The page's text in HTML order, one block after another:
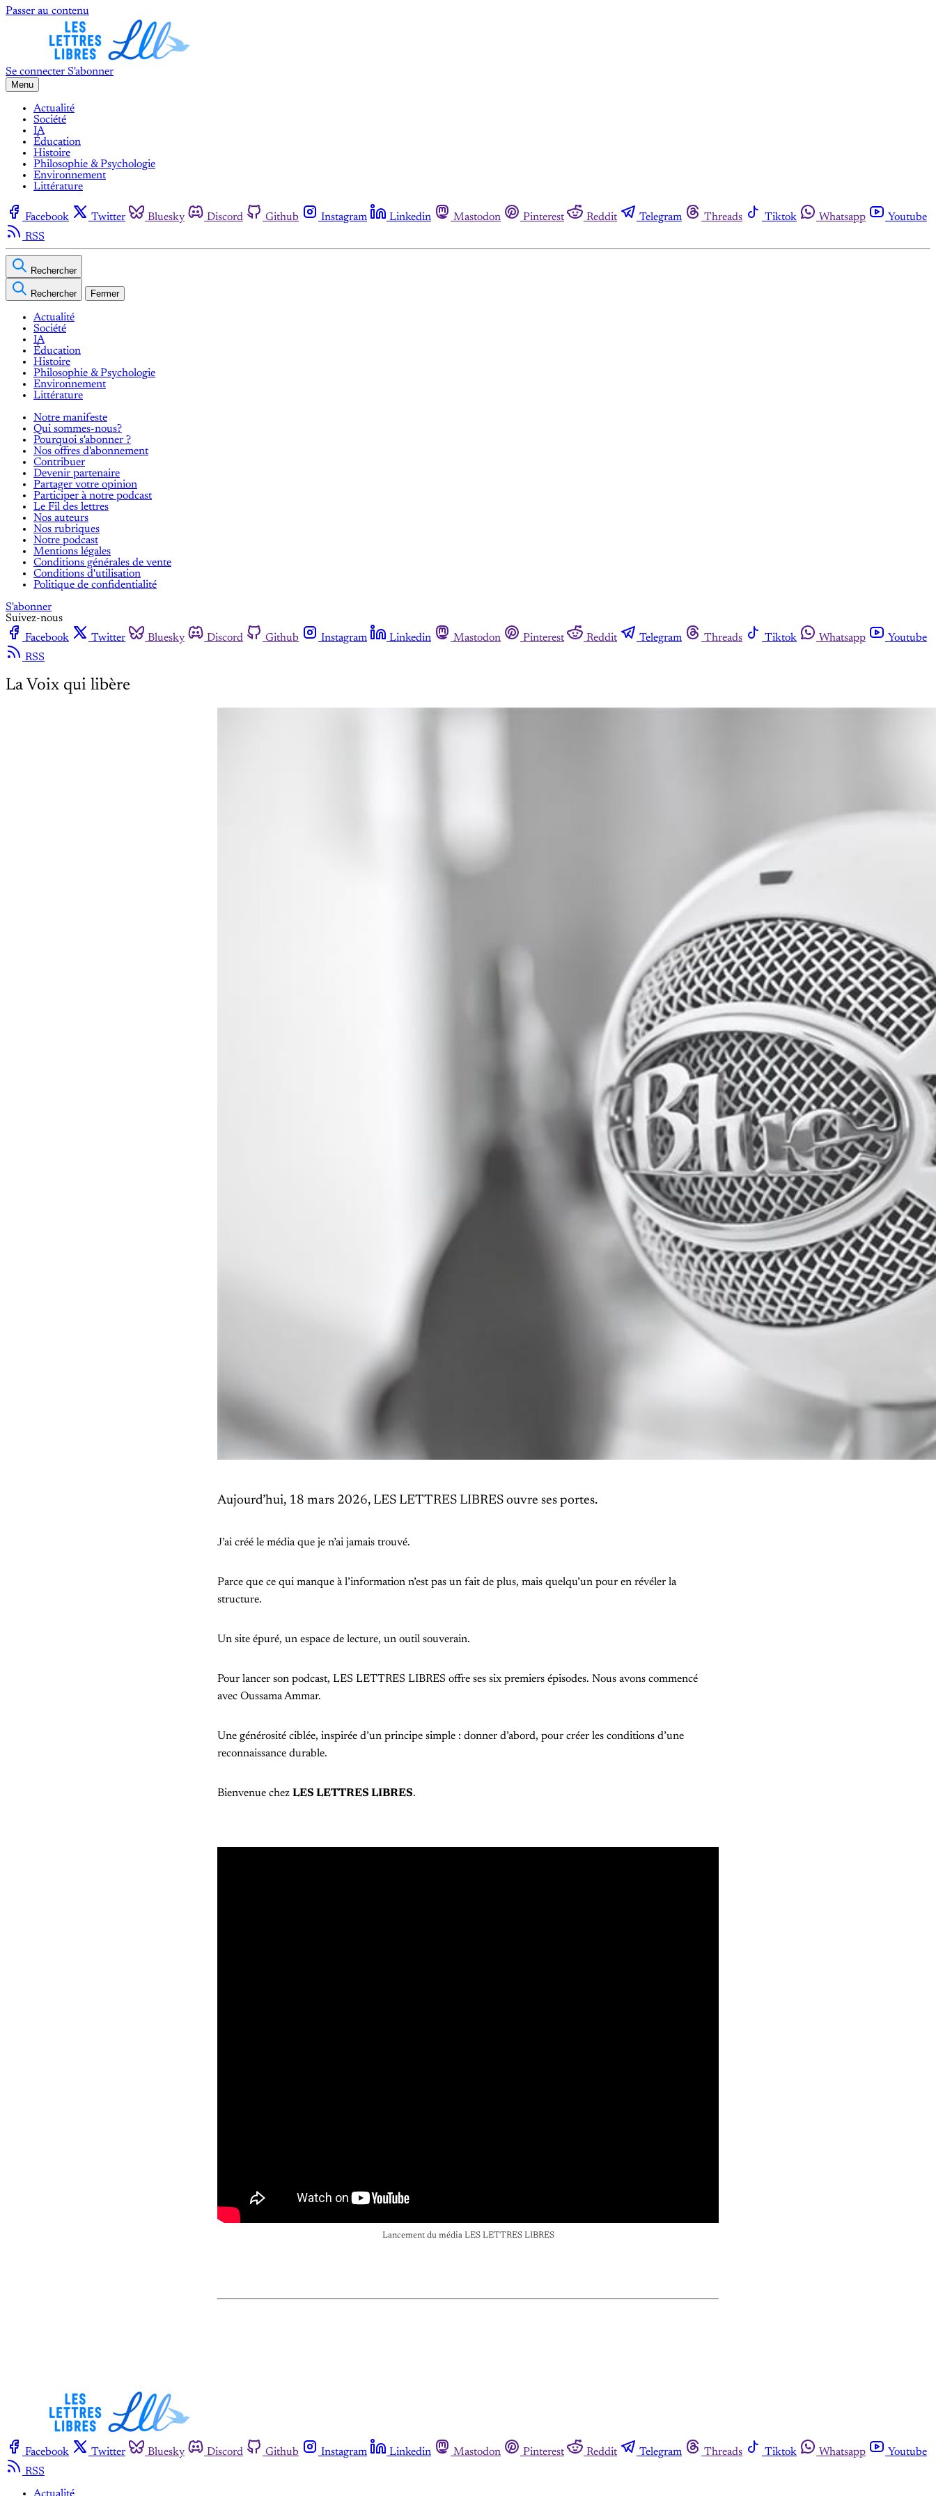
Passer au contenu
Se connecter S'abonner
Menu
Actualité
Société
IA
Éducation
Histoire
Philosophie & Psychologie
Environnement
Littérature
Facebook Twitter Bluesky Discord Github Instagram Linkedin Mastodon Pinterest Reddit Telegram Threads Tiktok Whatsapp
Youtube
RSS
Rechercher
Rechercher Fermer
Actualité
Société
IA
Éducation
Histoire
Philosophie & Psychologie
Environnement
Littérature
Notre manifeste
Qui sommes-nous?
Pourquoi s'abonner ?
Nos offres d'abonnement
Contribuer
Devenir partenaire
Partager votre opinion
Participer à notre podcast
Le Fil des lettres
Nos auteurs
Nos rubriques
Notre podcast
Mentions légales
Conditions générales de vente
Conditions d'utilisation
Politique de confidentialité
S'abonner
Suivez-nous
Facebook
Twitter Bluesky Discord Github Instagram Linkedin Mastodon Pinterest Reddit Telegram Threads Tiktok Whatsapp
Youtube
RSS
La Voix qui libère
Aujourd’hui, 18 mars 2026, LES LETTRES LIBRES ouvre ses portes.
J’ai créé le média que je n’ai jamais trouvé.
Parce que ce qui manque à l’information n’est pas un fait de plus, mais quelqu’un pour en révéler la
structure.
Un site épuré, un espace de lecture, un outil souverain.
Pour lancer son podcast, LES LETTRES LIBRES offre ses six premiers épisodes. Nous avons commencé
avec Oussama Ammar.
Une générosité ciblée, inspirée d’un principe simple : donner d’abord, pour créer les conditions d’une
reconnaissance durable.
Bienvenue chez LES LETTRES LIBRES.
Lancement du média LES LETTRES LIBRES
Facebook Twitter Bluesky Discord Github Instagram Linkedin Mastodon Pinterest Reddit Telegram Threads Tiktok Whatsapp
Youtube
RSS